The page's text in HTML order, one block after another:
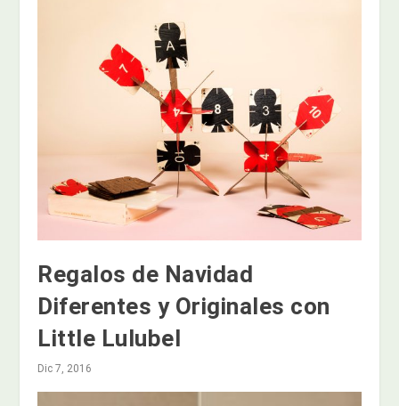
Regalos de Navidad
Diferentes y Originales con
Little Lulubel
Dic 7, 2016